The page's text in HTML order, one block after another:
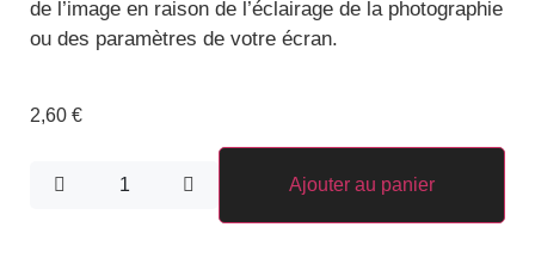
de l’image en raison de l’éclairage de la photographie
ou des paramètres de votre écran.
2,60 €
Ajouter au panier